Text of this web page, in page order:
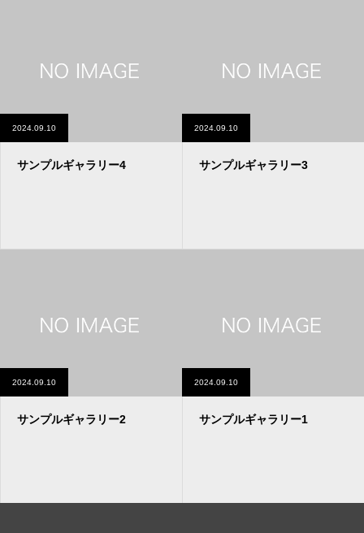
2024.09.10
サンプルギャラリー4
2024.09.10
サンプルギャラリー3
2024.09.10
サンプルギャラリー2
2024.09.10
サンプルギャラリー1